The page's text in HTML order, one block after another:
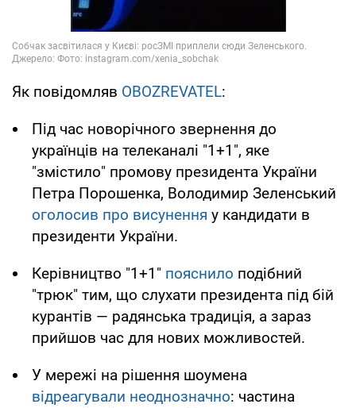
Як повідомляв OBOZREVATEL:
Під час новорічного звернення до
українців на телеканалі "1+1", яке
"змістило" промову президента України
Петра Порошенка, Володимир Зеленський
оголосив про висунення у кандидати в
президенти України.
Керівництво "1+1" пояснило подібний
"трюк" тим, що слухати президента під бій
курантів — радянська традиція, а зараз
прийшов час для нових можливостей.
У мережі на рішення шоумена
відреагували неоднозначно: частина